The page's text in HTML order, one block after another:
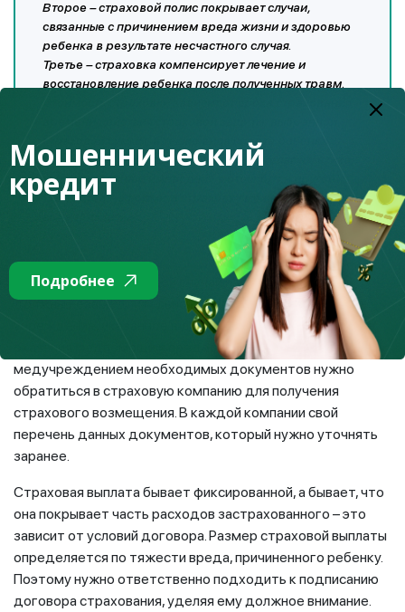
Второе – страховой полис покрывает случаи,
связанные с причинением вреда жизни и здоровью
ребенка в результате несчастного случая.
Третье – страховка компенсирует лечение и
восстановление ребенка после полученных травм.
страховой суммы, а также вида спорта ребенка
(альпинизм, подводное плавание, тяжелая атлетика,
художественная гимнастика, мотоспорт и другое).
Четвертое – оформить страховку можно онлайн, не
В случае, если страховой случай наступил, родители
должны незамедлительно обратиться в медицинское
учреждение, указанное в договоре страхования. После
оказания медпомощи и предоставления
медучреждением необходимых документов нужно
обратиться в страховую компанию для получения
страхового возмещения. В каждой компании свой
перечень данных документов, который нужно уточнять
заранее.
Страховая выплата бывает фиксированной, а бывает, что
она покрывает часть расходов застрахованного – это
зависит от условий договора. Размер страховой выплаты
определяется по тяжести вреда, причиненного ребенку.
Поэтому нужно ответственно подходить к подписанию
договора страхования, уделяя ему должное внимание.
Мошеннический
кредит
Подробнее